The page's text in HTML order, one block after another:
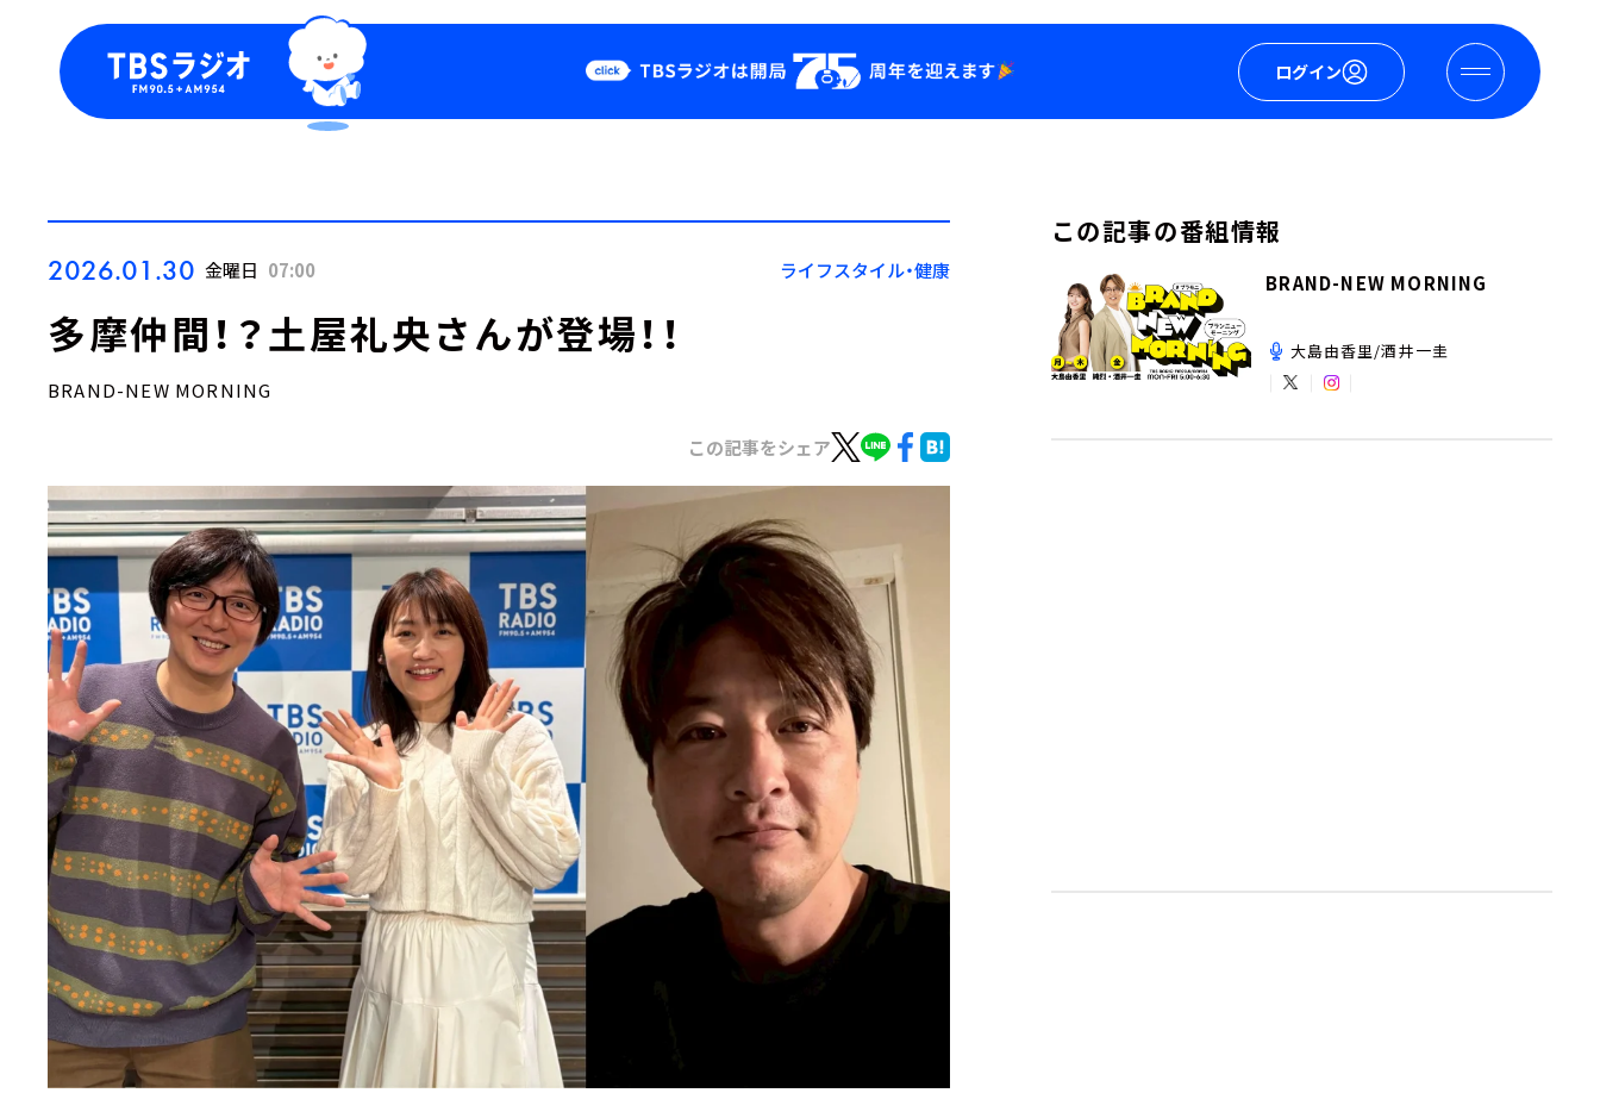
ログイン
Podcast
YouTube
会社情報
2026.01.30 金曜日 07:00 ライフスタイル・健康
多摩仲間！？土屋礼央さんが登場！！
BRAND-NEW MORNING
この記事をシェア
この記事の番組情報
BRAND-NEW MORNING
大島由香里/酒井一圭